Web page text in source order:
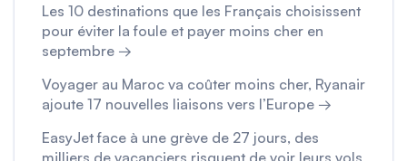
Les 10 destinations que les Français choisissent
pour éviter la foule et payer moins cher en
septembre →
Voyager au Maroc va coûter moins cher, Ryanair
ajoute 17 nouvelles liaisons vers l’Europe →
EasyJet face à une grève de 27 jours, des
milliers de vacanciers risquent de voir leurs vols